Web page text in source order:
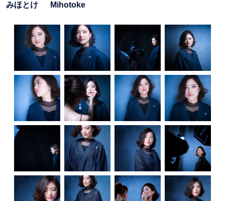
みほとけ Mihotoke